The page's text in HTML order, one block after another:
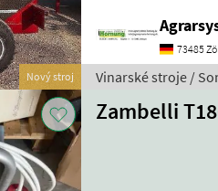
Nový stroj
73485
Vinarské stroje /
Zambelli